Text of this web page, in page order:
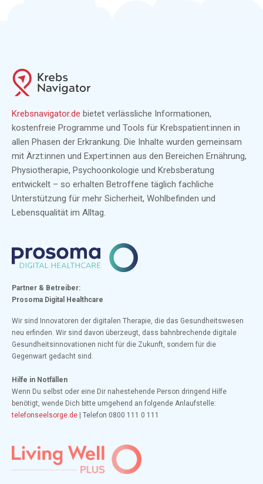
Krebsnavigator.de bietet verlässliche Informationen,
kostenfreie Programme und Tools für Krebspatient:innen in
allen Phasen der Erkrankung. Die Inhalte wurden gemeinsam
mit Ärzt:innen und Expert:innen aus den Bereichen Ernährung,
Physiotherapie, Psychoonkologie und Krebsberatung
entwickelt – so erhalten Betroffene täglich fachliche
Unterstützung für mehr Sicherheit, Wohlbefinden und
Lebensqualität im Alltag.
Partner & Betreiber:
Prosoma Digital Healthcare
Wir sind Innovatoren der digitalen Therapie, die das Gesundheitswesen
neu erfinden. Wir sind davon überzeugt, dass bahnbrechende digitale
Gesundheitsinnovationen nicht für die Zukunft, sondern für die
Gegenwart gedacht sind.
Hilfe in Notfällen
Wenn Du selbst oder eine Dir nahestehende Person dringend Hilfe
benötigt, wende Dich bitte umgehend an folgende Anlaufstelle:
telefonseelsorge.de | Telefon 0800 111 0 111